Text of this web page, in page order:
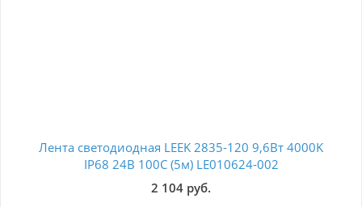
Лента светодиодная LEEK 2835-120 9,6Вт 4000K
IP68 24В 100С (5м) LE010624-002
2 104 руб.